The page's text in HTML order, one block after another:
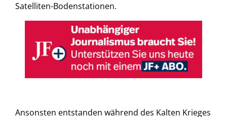
Satelliten-Bodenstationen.
Ansonsten entstanden während des Kalten Krieges